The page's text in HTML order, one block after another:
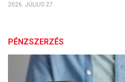
2026. JÚLIUS 27.
PÉNZSZERZÉS